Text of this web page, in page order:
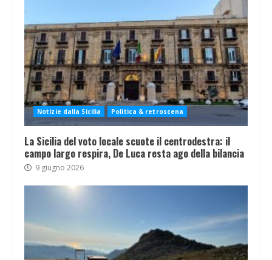
Notizie dalla Sicilia Politica & retroscena
La Sicilia del voto locale scuote il centrodestra: il
campo largo respira, De Luca resta ago della bilancia
9 giugno 2026